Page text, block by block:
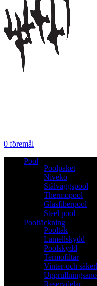
0 föremål
Pool
Poolpaket
Niveko
Stålväggspool
Thermopool
Glasfiberpool
Steel pool
Pooltäckning
Pooltak
Lamellskydd
Poolskydd
Termofiltar
Vinter-och
Reservdelar